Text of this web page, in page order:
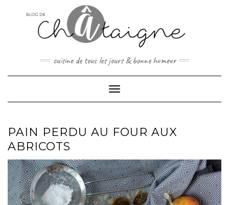
cuisine de tous les jours & bonne humeur
Toggle Navigation
PAIN PERDU AU FOUR AUX
ABRICOTS